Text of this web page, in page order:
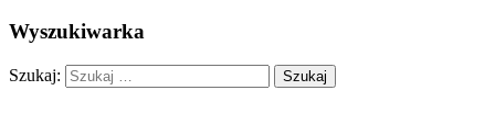
Wyszukiwarka
Szukaj: